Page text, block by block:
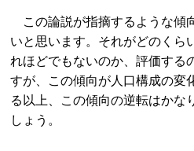
この論説が指摘するような傾
いと思います。それがどのくら
れほどでもないのか、評価する
すが、この傾向が人口構成の変
る以上、この傾向の逆転はかな
しょう。